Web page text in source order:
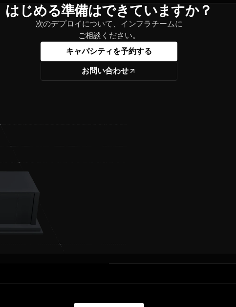
はじめる準備はできていますか？
次のデプロイについて、インフラチームに
ご相談ください。
キャパシティを予約する
お問い合わせ